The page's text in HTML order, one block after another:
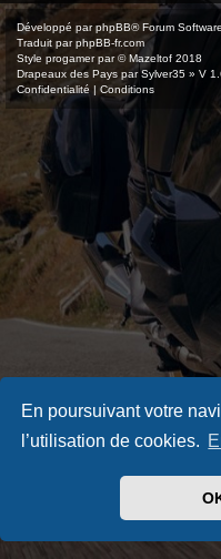
En poursuivant votre
l’utilisation de cookies.
Développé parphpBB® Forum
Traduit parphpBB-fr.com
Style progamerpar ©Mazeltof 2018
Drapeaux des Pays par Sylver35 » V
Confidentialité | Conditions